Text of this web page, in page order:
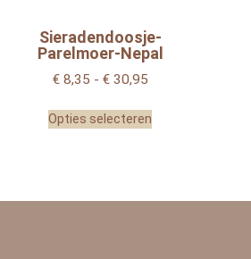
Sieradendoosje-
Parelmoer-Nepal
€8,35 - €30,95
Opties selecteren